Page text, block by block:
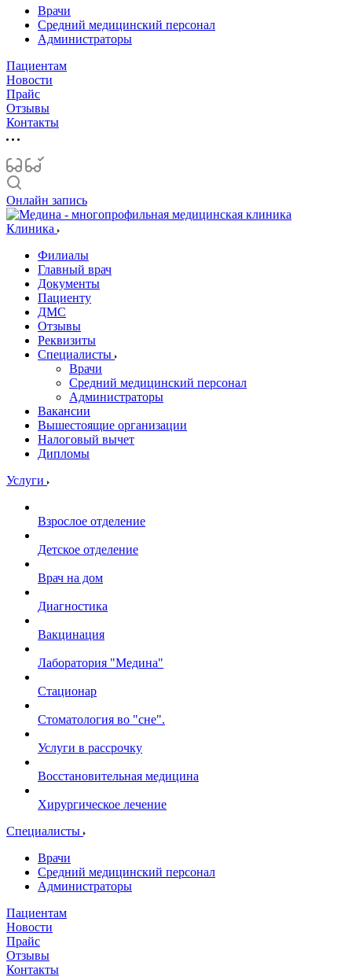
Врачи
Средний медицинский персонал
Администраторы
Пациентам
Новости
Прайс
Отзывы
Контакты
Онлайн запись
Клиника
Филиалы
Главный врач
Документы
Пациенту
ДМС
Отзывы
Реквизиты
Специалисты
Врачи
Средний медицинский персонал
Администраторы
Вакансии
Вышестоящие организации
Налоговый вычет
Дипломы
Услуги
Взрослое отделение
Детское отделение
Врач на дом
Диагностика
Вакцинация
Лаборатория "Медина"
Стационар
Стоматология во "сне".
Услуги в рассрочку
Восстановительная медицина
Хирургическое лечение
Специалисты
Врачи
Средний медицинский персонал
Администраторы
Пациентам
Новости
Прайс
Отзывы
Контакты